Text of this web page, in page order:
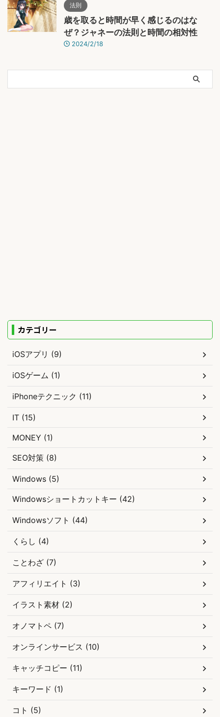
法則
歳を取ると時間が早く感じるのはな
ぜ？ジャネーの法則と時間の相対性
2024/2/18
カテゴリー
iOSアプリ (9)
iOSゲーム (1)
iPhoneテクニック (11)
IT (15)
MONEY (1)
SEO対策 (8)
Windows (5)
Windowsショートカットキー (42)
Windowsソフト (44)
くらし (4)
ことわざ (7)
アフィリエイト (3)
イラスト素材 (2)
オノマトペ (7)
オンラインサービス (10)
キャッチコピー (11)
キーワード (1)
コト (5)